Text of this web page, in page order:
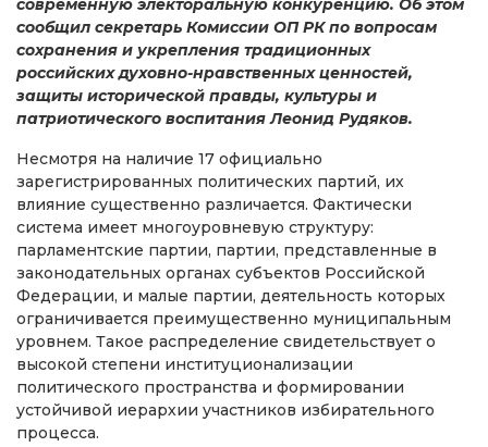
современную электоральную конкуренцию. Об этом
сообщил секретарь Комиссии ОП РК по вопросам
сохранения и укрепления традиционных
российских духовно-нравственных ценностей,
защиты исторической правды, культуры и
патриотического воспитания Леонид Рудяков.
Несмотря на наличие 17 официально
зарегистрированных политических партий, их
влияние существенно различается. Фактически
система имеет многоуровневую структуру:
парламентские партии, партии, представленные в
законодательных органах субъектов Российской
Федерации, и малые партии, деятельность которых
ограничивается преимущественно муниципальным
уровнем. Такое распределение свидетельствует о
высокой степени институционализации
политического пространства и формировании
устойчивой иерархии участников избирательного
процесса.